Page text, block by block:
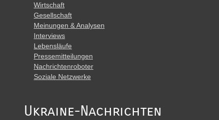
Wirtschaft
Gesellschaft
Meinungen & Analysen
Interviews
Lebensläufe
Pressemitteilungen
Nachrichtenroboter
Soziale Netzwerke
Ukraine-Nachrichten